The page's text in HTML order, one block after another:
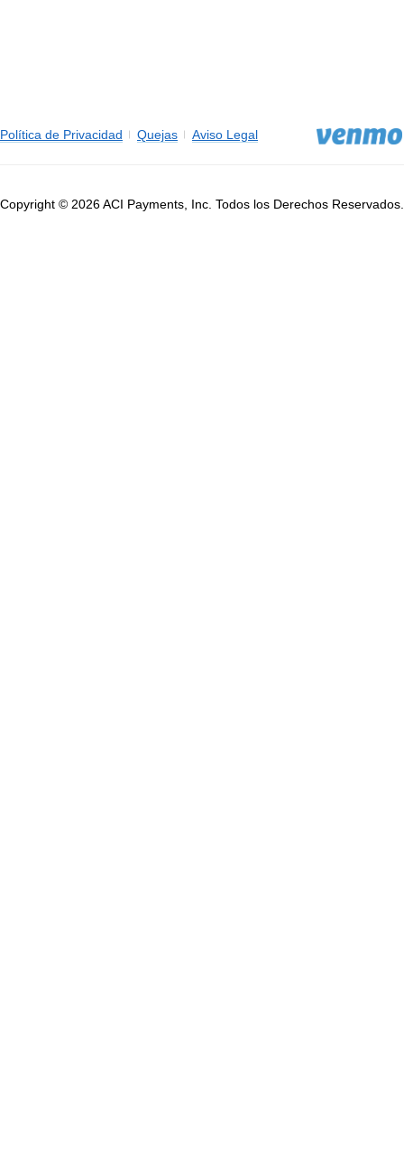
Política de Privacidad Quejas Aviso Legal
Copyright © 2026 ACI Payments, Inc. Todos los Derechos Reservados.